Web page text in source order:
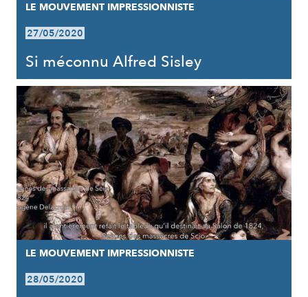
LE MOUVEMENT IMPRESSIONNISTE
27/05/2020
Si méconnu Alfred Sisley
LE MOUVEMENT IMPRESSIONNISTE
28/05/2020